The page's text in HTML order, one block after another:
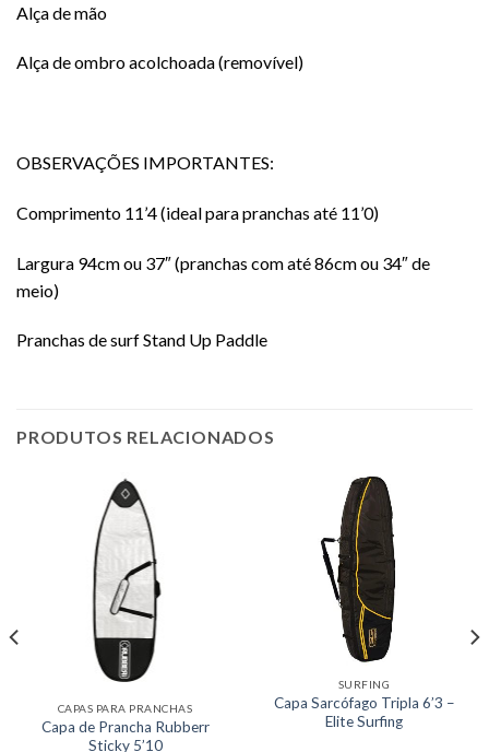
Alça de mão
Alça de ombro acolchoada (removível)
OBSERVAÇÕES IMPORTANTES:
Comprimento 11’4 (ideal para pranchas até 11’0)
Largura 94cm ou 37″ (pranchas com até 86cm ou 34″ de
meio)
Pranchas de surf Stand Up Paddle
PRODUTOS RELACIONADOS
CAPAS PARA PRANCHAS
Capa de Prancha Rubberr
Sticky 5’10
SURFING
Capa Sarcófago Tripla 6’3 –
Elite Surfing